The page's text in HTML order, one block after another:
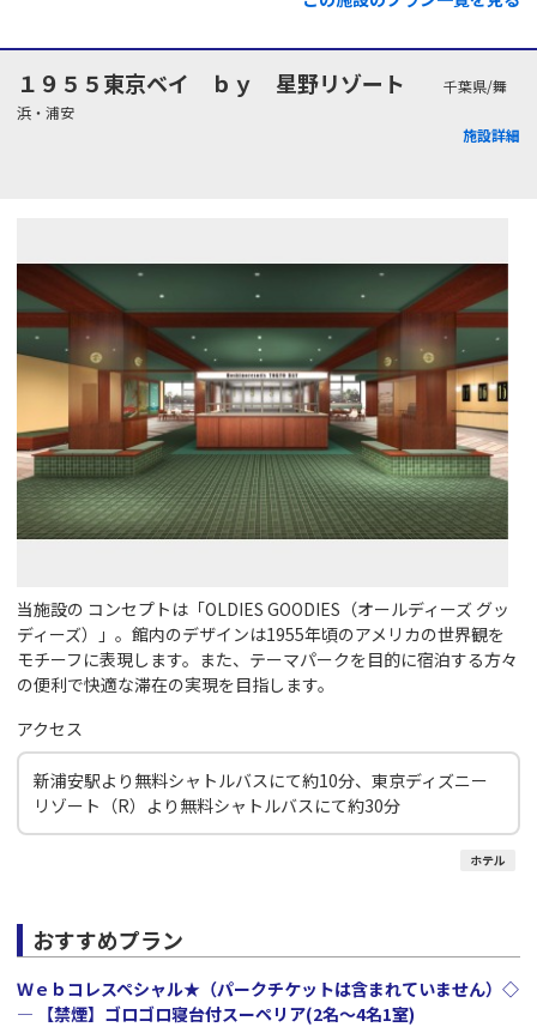
１９５５東京ベイ ｂｙ 星野リゾート
千葉県/舞
浜・浦安
施設詳細
当施設の コンセプトは「OLDIES GOODIES（オールディーズ グッ
ディーズ）」。館内のデザインは1955年頃のアメリカの世界観を
モチーフに表現します。また、テーマパークを目的に宿泊する方々
の便利で快適な滞在の実現を目指します。
アクセス
新浦安駅より無料シャトルバスにて約10分、東京ディズニー
リゾート（R）より無料シャトルバスにて約30分
ホテル
おすすめプラン
Ｗｅｂコレスペシャル★（パークチケットは含まれていません）◇
― 【禁煙】ゴロゴロ寝台付スーペリア(2名～4名1室)